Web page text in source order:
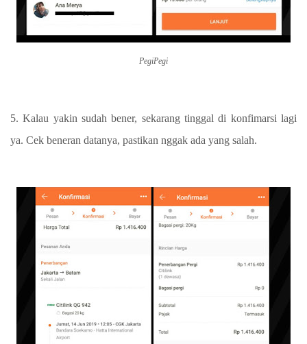
PegiPegi
5. Kalau yakin sudah bener, sekarang tinggal di konfimarsi lagi
ya. Cek beneran datanya, pastikan nggak ada yang salah.